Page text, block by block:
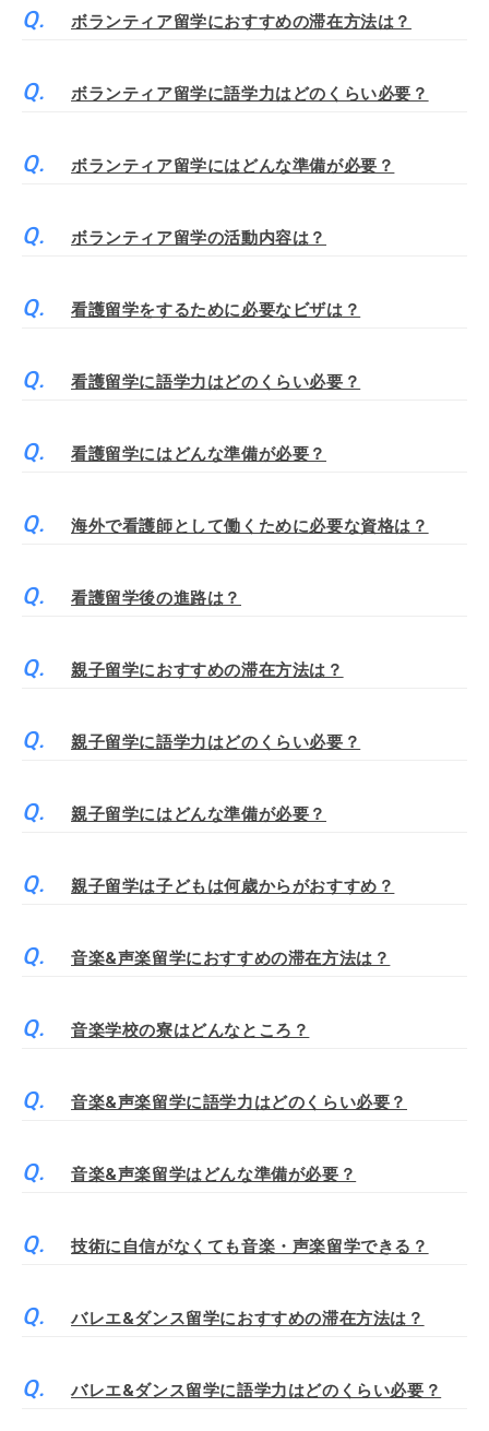
ボランティア留学におすすめの滞在方法は？
ボランティア留学に語学力はどのくらい必要？
ボランティア留学にはどんな準備が必要？
ボランティア留学の活動内容は？
看護留学をするために必要なビザは？
看護留学に語学力はどのくらい必要？
看護留学にはどんな準備が必要？
海外で看護師として働くために必要な資格は？
看護留学後の進路は？
親子留学におすすめの滞在方法は？
親子留学に語学力はどのくらい必要？
親子留学にはどんな準備が必要？
親子留学は子どもは何歳からがおすすめ？
音楽&声楽留学におすすめの滞在方法は？
音楽学校の寮はどんなところ？
音楽&声楽留学に語学力はどのくらい必要？
音楽&声楽留学はどんな準備が必要？
技術に自信がなくても音楽・声楽留学できる？
バレエ&ダンス留学におすすめの滞在方法は？
バレエ&ダンス留学に語学力はどのくらい必要？